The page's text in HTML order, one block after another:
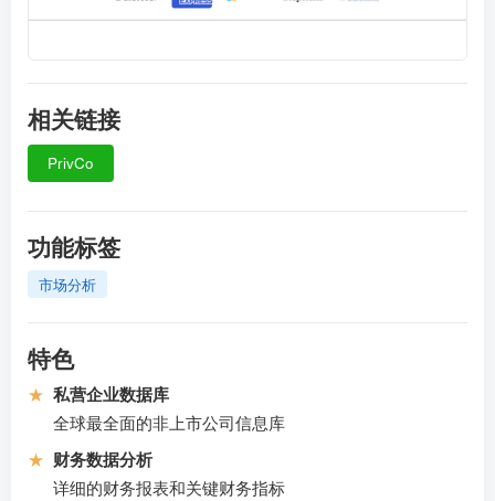
相关链接
PrivCo
功能标签
市场分析
特色
★ 私营企业数据库
全球最全面的非上市公司信息库
★ 财务数据分析
详细的财务报表和关键财务指标